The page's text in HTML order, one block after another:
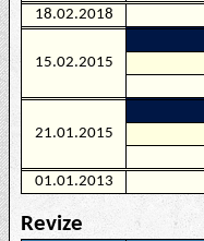
18.02.2018
15.02.2015
21.01.2015
01.01.2013
Revize